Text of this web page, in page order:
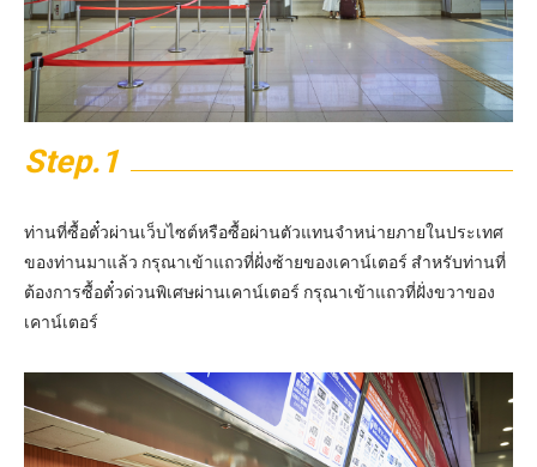
Step.1
ท่านที่ซื้อตั๋วผ่านเว็บไซต์หรือซื้อผ่านตัวแทนจำหน่ายภายในประเทศ
ของท่านมาแล้ว กรุณาเข้าแถวที่ฝั่งซ้ายของเคาน์เตอร์ สำหรับท่านที่
ต้องการซื้อตั๋วด่วนพิเศษผ่านเคาน์เตอร์ กรุณาเข้าแถวที่ฝั่งขวาของ
เคาน์เตอร์